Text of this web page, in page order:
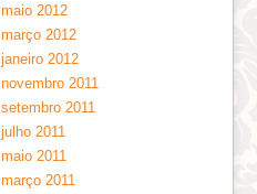
maio 2012
março 2012
janeiro 2012
novembro 2011
setembro 2011
julho 2011
maio 2011
março 2011